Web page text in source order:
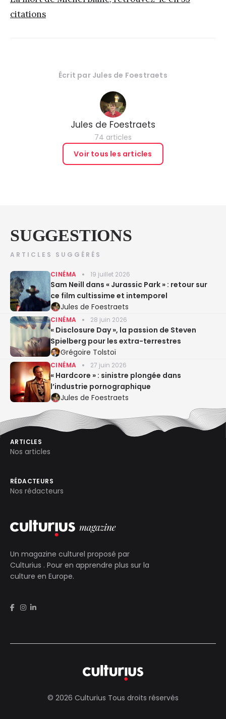
citations
Écrit par Jules de Foestraets
Jules de Foestraets
74 articles
Voir tous les articles
SUGGESTIONS
ARTICLES SUGGÉRÉS
CINÉMA 19 juillet 2026
Sam Neill dans « Jurassic Park » : retour sur
ce film cultissime et intemporel
Jules de Foestraets
CINÉMA 28 juin 2026
« Disclosure Day », la passion de Steven
Spielberg pour les extra-terrestres
Grégoire Tolstoï
CINÉMA 27 juin 2026
« Hardcore » : sinistre plongée dans
l’industrie pornographique
Jules de Foestraets
Un magazine culturel proposé par
Culturius . Pour en apprendre plus sur la
culture en Europe.
ARTICLES
Nos articles
RÉDACTEURS
Nos rédacteurs
© 2026 Culturius Tous droits réservés